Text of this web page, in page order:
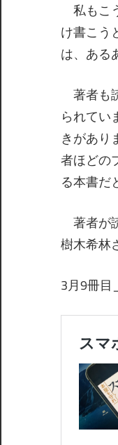
私もこ
け書こう
は、ある
著者も
られてい
きがあり
者ほどの
る本書だ
著者が
樹木希林
3月9冊目